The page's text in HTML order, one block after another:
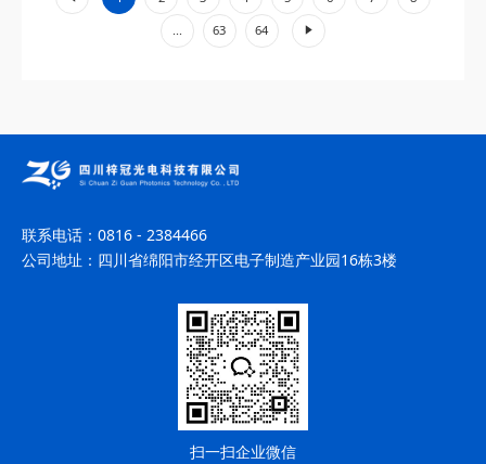
... 63 64
»
联系电话： 0816 - 2384466
公司地址： 四川省绵阳市经开区电子制造产业园16栋3楼
扫一扫企业微信